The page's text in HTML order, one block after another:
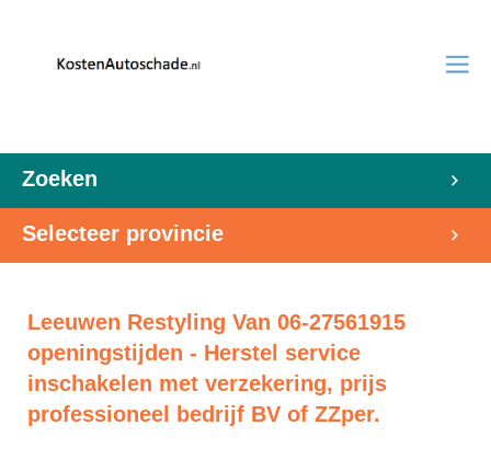
Zoeken
Selecteer provincie
Leeuwen Restyling Van 06-27561915
openingstijden - Herstel service
inschakelen met verzekering, prijs
professioneel bedrijf BV of ZZper.